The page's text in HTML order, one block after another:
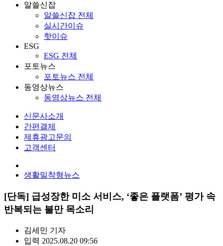
알쓸신잡
알쓸신잡 전체
실시간이슈
핫이슈
ESG
ESG 전체
포토뉴스
포토뉴스 전체
동영상뉴스
동영상뉴스 전체
신문사소개
간편결제
제휴광고문의
고객센터
생활밀착형뉴스
[단독] 급성장한 미소 서비스, ‘좋은 플랫폼’ 평가 속
반복되는 불만 목소리
김세민 기자
입력 2025.08.20 09:56